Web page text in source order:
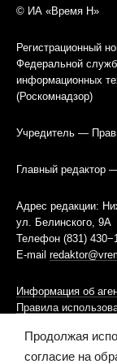
© ИА «Время Н»
Регистрационный
Федеральной
информационных
(Роскомнадзор)
Учредитель —
Главный редактор
Адрес редакции:
ул. Белинского, 9А
Телефон (831)
E-mail
Информация об
Правила
Информационная
Продолжая
согласие на